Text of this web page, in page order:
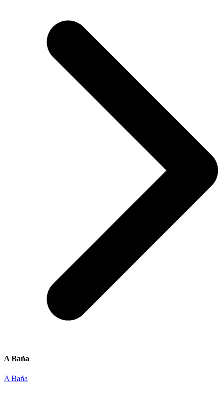
A Baña
A Baña